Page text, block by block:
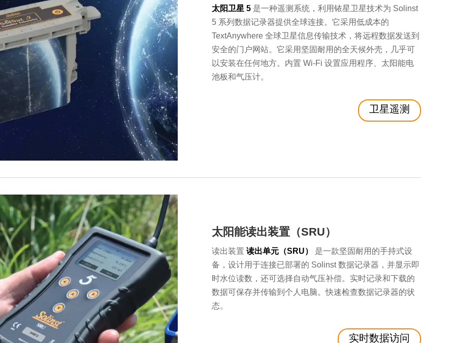
太阳卫星 5是一种遥测系统，利用铱星卫星技术为 Solinst
5 系列数据记录器提供全球连接。它采用低成本的
TextAnywhere 全球卫星信息传输技术，将远程数据发送到
安全的门户网站。它采用坚固耐用的全天候外壳，几乎可
以安装在任何地方。内置 Wi-Fi 设置应用程序、太阳能电
池板和气压计。
卫星遥测
太阳能读出装置（SRU）
读出装置 读出单元（SRU）
是一款坚固耐用的手持式设
备，设计用于连接已部署的 Solinst 数据记录器，并显示即
时水位读数，还可选择自动气压补偿。实时记录和下载的
数据可保存并传输到个人电脑。快速检查数据记录器的状
态。
实时数据访问